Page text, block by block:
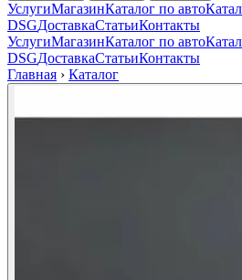
УслугиМагазинКаталог по авто
DSGДоставкаСтатьиКонтакты
УслугиМагазинКаталог по авто
DSGДоставкаСтатьиКонтакты
Главная › Каталог